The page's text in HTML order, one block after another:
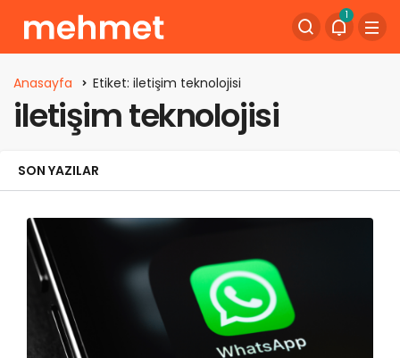
1
Anasayfa Etiket: iletişim teknolojisi
iletişim teknolojisi
SON YAZILAR